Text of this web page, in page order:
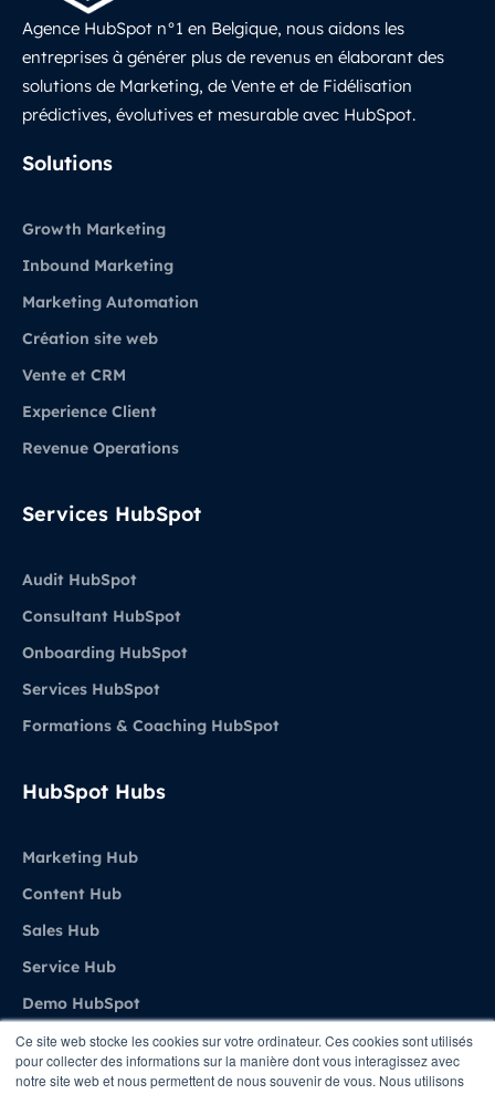
Ce site web stocke les cookies sur votre ordinateur. Ces cookies sont utilisés
pour collecter des informations sur la manière dont vous interagissez avec
notre site web et nous permettent de nous souvenir de vous. Nous utilisons
Agence HubSpot n°1 en Belgique, nous aidons les
entreprises à générer plus de revenus en élaborant des
solutions de Marketing, de Vente et de Fidélisation
prédictives, évolutives et mesurable avec HubSpot.
Solutions
Growth Marketing
Inbound Marketing
Marketing Automation
Création site web
Vente et CRM
Experience Client
Revenue Operations
Services HubSpot
Audit HubSpot
Consultant HubSpot
Onboarding HubSpot
Services HubSpot
Formations & Coaching HubSpot
HubSpot Hubs
Marketing Hub
Content Hub
Sales Hub
Service Hub
Demo HubSpot
Agence